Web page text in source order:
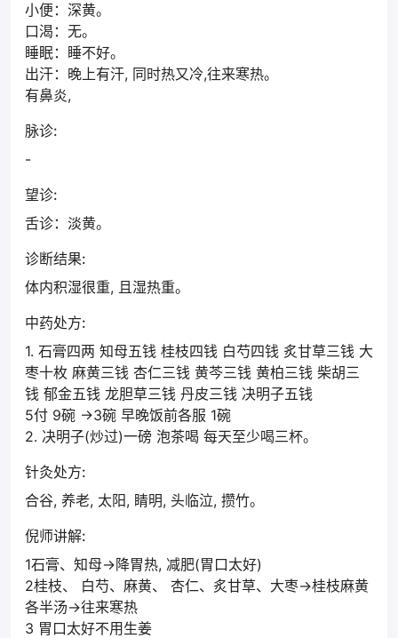
小便：深黄。
口渴：无。
睡眠：睡不好。
出汗：晚上有汗, 同时热又冷,往来寒热。
有鼻炎,
脉诊:
-
望诊:
舌诊：淡黄。
诊断结果:
体内积湿很重, 且湿热重。
中药处方:
1. 石膏四两 知母五钱 桂枝四钱 白芍四钱 炙甘草三钱 大
枣十枚 麻黄三钱 杏仁三钱 黄芩三钱 黄柏三钱 柴胡三
钱 郁金五钱 龙胆草三钱 丹皮三钱 决明子五钱
5付 9碗 →3碗 早晚饭前各服 1碗
2. 决明子(炒过)一磅 泡茶喝 每天至少喝三杯。
针灸处方:
合谷, 养老, 太阳, 睛明, 头临泣, 攒竹。
倪师讲解:
1石膏、知母→降胃热, 减肥(胃口太好)
2桂枝、 白芍、麻黄、 杏仁、炙甘草、大枣→桂枝麻黄
各半汤→往来寒热
3 胃口太好不用生姜